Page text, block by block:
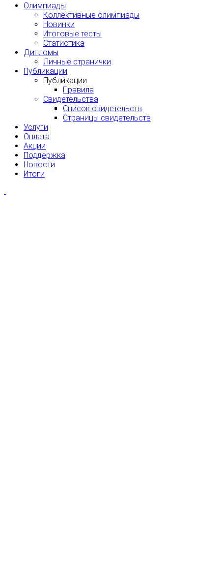
Олимпиады
Коллективные олимпиады
Новинки
Итоговые тесты
Статистика
Дипломы
Личные странички
Публикации
Публикации
Правила
Свидетельства
Список свидетельств
Страницы свидетельств
Услуги
Оплата
Акции
Поддержка
Новости
Итоги